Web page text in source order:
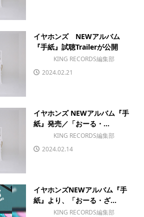
イヤホンズ NEWアルバム
『手紙』試聴Trailerが公開
KING RECORDS編集部
2024.02.21
イヤホンズ NEWアルバム『手
紙』発売／「おーる・...
KING RECORDS編集部
2024.02.14
イヤホンズNEWアルバム『手
紙』より、「おーる・ざ...
KING RECORDS編集部